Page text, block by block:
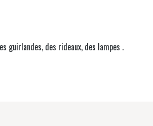
guirlandes, des rideaux, des lampes .